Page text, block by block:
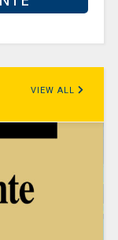
VIEW ALL